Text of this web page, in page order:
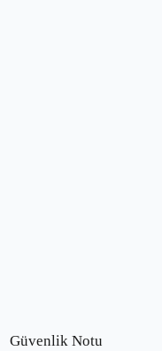
Güvenlik Notu